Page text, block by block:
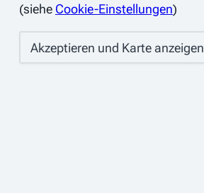
(siehe Cookie-Einstellungen)
Akzeptieren und Karte anzeigen